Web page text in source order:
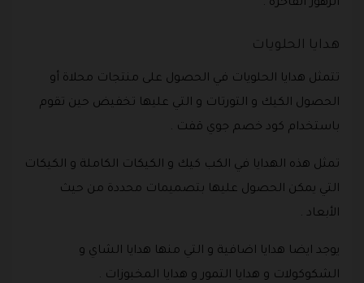
الزهور الفاخرة .
هدايا الحلويات
تتمثل هدايا الحلويات في الحصول على منتجات محلاة أو
الحصول الكيك و التورتات و التي عليها تخفيض حين تقوم
باستخدام كود خصم جوي قفت .
تمثل هذه الهدايا في الكب كيك و الكيكات الكاملة و الكيكات
التي يمكن الحصول عليها بتصميمات محددة من حيث
الأبعاد .
يوجد ايضا هدايا اضافية و التي منها هدايا الشاي و
الشكوكولات و هدايا التمور و هدايا المخبوزات .